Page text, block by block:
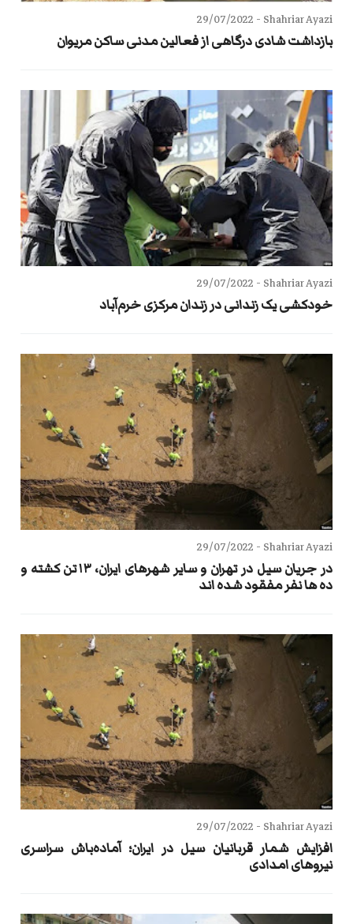
Shahriar Ayazi -
29/07/2022
بازداشت شادی درگاهی از فعالین مدنی ساکن مریوان
Shahriar Ayazi -
29/07/2022
خودکشی یک زندانی در زندان مرکزی خرم‌آباد
Shahriar Ayazi -
29/07/2022
در جریان سیل در تهران و سایر شهرهای ایران، ۱۳تن کشته و
ده ها نفر مفقود شده اند
Shahriar Ayazi -
29/07/2022
افزایش شمار قربانیان سیل در ایران؛ آماده‌باش سراسری
نیروهای امدادی